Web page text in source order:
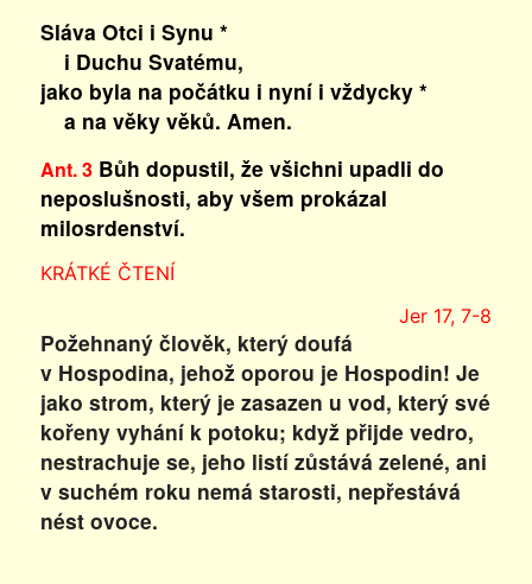
Sláva Otci i Synu *
i Duchu Svatému,
jako byla na počátku i nyní i vždycky *
a na věky věků. Amen.
Ant. 3Bůh dopustil, že všichni upadli do
neposlušnosti, aby všem prokázal
milosrdenství.
KRÁTKÉ ČTENÍ
Jer 17, 7-8
Požehnaný člověk, který doufá
v Hospodina, jehož oporou je Hospodin! Je
jako strom, který je zasazen u vod, který své
kořeny vyhání k potoku; když přijde vedro,
nestrachuje se, jeho listí zůstává zelené, ani
v suchém roku nemá starosti, nepřestává
nést ovoce.